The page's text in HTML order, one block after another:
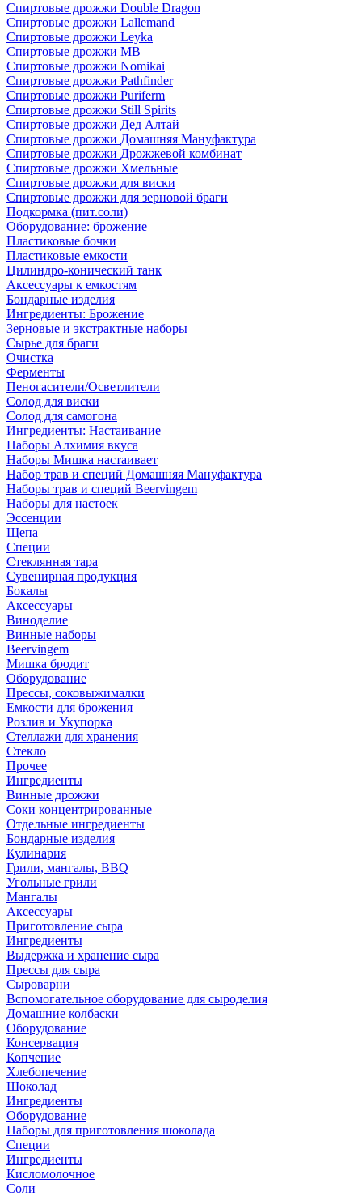
Спиртовые дрожжи Double Dragon
Спиртовые дрожжи Lallemand
Спиртовые дрожжи Leyka
Спиртовые дрожжи MB
Спиртовые дрожжи Nomikai
Спиртовые дрожжи Pathfinder
Спиртовые дрожжи Puriferm
Спиртовые дрожжи Still Spirits
Спиртовые дрожжи Дед Алтай
Спиртовые дрожжи Домашняя Мануфактура
Спиртовые дрожжи Дрожжевой комбинат
Спиртовые дрожжи Хмельные
Спиртовые дрожжи для виски
Спиртовые дрожжи для зерновой браги
Подкормка (пит.соли)
Оборудование: брожение
Пластиковые бочки
Пластиковые емкости
Цилиндро-конический танк
Аксессуары к емкостям
Бондарные изделия
Ингредиенты: Брожение
Зерновые и экстрактные наборы
Сырье для браги
Очистка
Ферменты
Пеногасители/Осветлители
Солод для виски
Солод для самогона
Ингредиенты: Настаивание
Наборы Алхимия вкуса
Наборы Мишка настаивает
Набор трав и специй Домашняя Мануфактура
Наборы трав и специй Beervingem
Наборы для настоек
Эссенции
Щепа
Специи
Стеклянная тара
Сувенирная продукция
Бокалы
Аксессуары
Виноделие
Винные наборы
Beervingem
Мишка бродит
Оборудование
Прессы, соковыжималки
Емкости для брожения
Розлив и Укупорка
Стеллажи для хранения
Стекло
Прочее
Ингредиенты
Винные дрожжи
Соки концентрированные
Отдельные ингредиенты
Бондарные изделия
Кулинария
Грили, мангалы, BBQ
Угольные грили
Мангалы
Аксессуары
Приготовление сыра
Ингредиенты
Выдержка и хранение сыра
Прессы для сыра
Сыроварни
Вспомогательное оборудование для сыроделия
Домашние колбаски
Оборудование
Консервация
Копчение
Хлебопечение
Шоколад
Ингредиенты
Оборудование
Наборы для приготовления шоколада
Специи
Ингредиенты
Кисломолочное
Соли